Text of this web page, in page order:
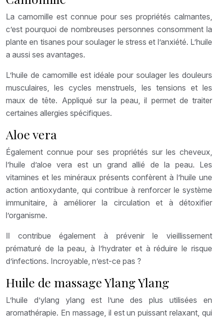
La camomille est connue pour ses propriétés calmantes,
c’est pourquoi de nombreuses personnes consomment la
plante en tisanes pour soulager le stress et l’anxiété. L’huile
a aussi ses avantages.
L’huile de camomille est idéale pour soulager les douleurs
musculaires, les cycles menstruels, les tensions et les
maux de tête. Appliqué sur la peau, il permet de traiter
certaines allergies spécifiques.
Aloe vera
Également connue pour ses propriétés sur les cheveux,
l’huile d’aloe vera est un grand allié de la peau. Les
vitamines et les minéraux présents confèrent à l’huile une
action antioxydante, qui contribue à renforcer le système
immunitaire, à améliorer la circulation et à détoxifier
l’organisme.
Il contribue également à prévenir le vieillissement
prématuré de la peau, à l’hydrater et à réduire le risque
d’infections. Incroyable, n’est-ce pas ?
Huile de massage Ylang Ylang
L’huile d’ylang ylang est l’une des plus utilisées en
aromathérapie. En massage, il est un puissant relaxant, qui